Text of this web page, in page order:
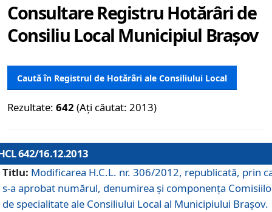
Consultare Registru Hotărâri de
Consiliu Local Municipiul Brașov
Caută în Registrul de Hotărâri ale Consiliului Local
Rezultate: 642 (Ați căutat: 2013)
642/16.12.2013
Titlu: Modificarea H.C.L. nr. 306/2012, republicată, prin
s-a aprobat numărul, denumirea şi componenţa
de specialitate ale Consiliului Local al Municipiului Braşov.